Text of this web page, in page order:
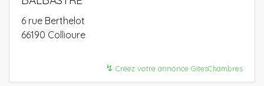
6 rue Berthelot
66190 Collioure
↯ Créez votre annonce GitesChambres